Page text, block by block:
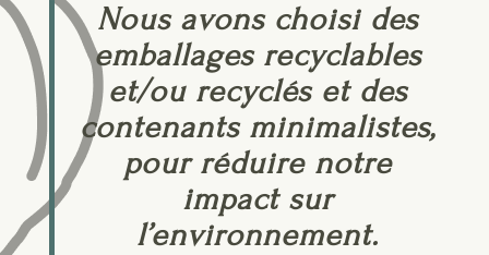
Nous avons choisi des
emballages recyclables
et/ou recyclés et des
contenants minimalistes,
pour réduire notre
impact sur
l’environnement.